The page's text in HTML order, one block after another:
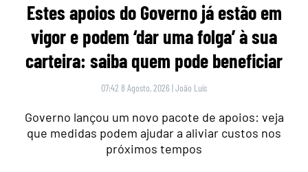
Estes apoios do Governo já estão em
vigor e podem ‘dar uma folga’ à sua
carteira: saiba quem pode beneficiar
07:42 8 Agosto, 2026 |João Luís
Governo lançou um novo pacote de apoios: veja
que medidas podem ajudar a aliviar custos nos
próximos tempos